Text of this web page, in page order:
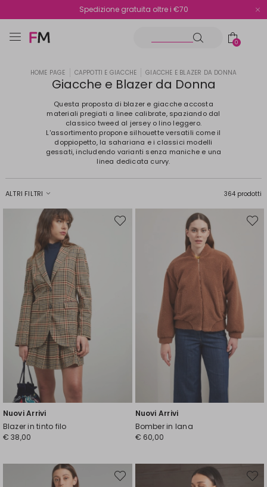
Reso facile e veloce
Spedizione gratuita oltre i €70
0
HOME PAGE CAPPOTTI E GIACCHE GIACCHE E BLAZER DA DONNA
Giacche e Blazer da Donna
Questa proposta di blazer e giacche accosta
materiali pregiati a linee calibrate, spaziando dal
classico tweed al jersey o lino leggero.
L'assortimento propone silhouette versatili come il
doppiopetto, la sahariana e i classici modelli
gessati, includendo varianti senza maniche e una
linea dedicata curvy.
ALTRI FILTRI 364 prodotti
Nuovi Arrivi
Blazer in tinto filo
€ 38,00
Sposta
Nuovi Arrivi
Bomber in lana
€ 60,00
Sposta